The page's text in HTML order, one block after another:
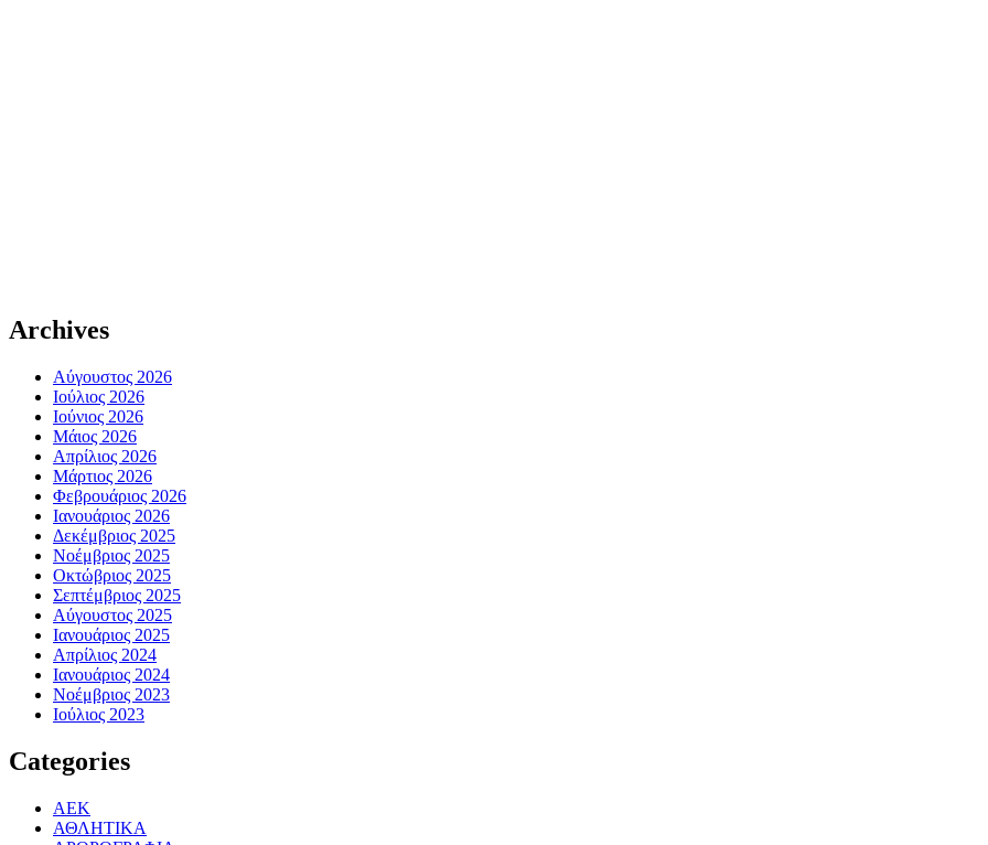
Archives
Αύγουστος 2026
Ιούλιος 2026
Ιούνιος 2026
Μάιος 2026
Απρίλιος 2026
Μάρτιος 2026
Φεβρουάριος 2026
Ιανουάριος 2026
Δεκέμβριος 2025
Νοέμβριος 2025
Οκτώβριος 2025
Σεπτέμβριος 2025
Αύγουστος 2025
Ιανουάριος 2025
Απρίλιος 2024
Ιανουάριος 2024
Νοέμβριος 2023
Ιούλιος 2023
Categories
ΑΕΚ
ΑΘΛΗΤΙΚΑ